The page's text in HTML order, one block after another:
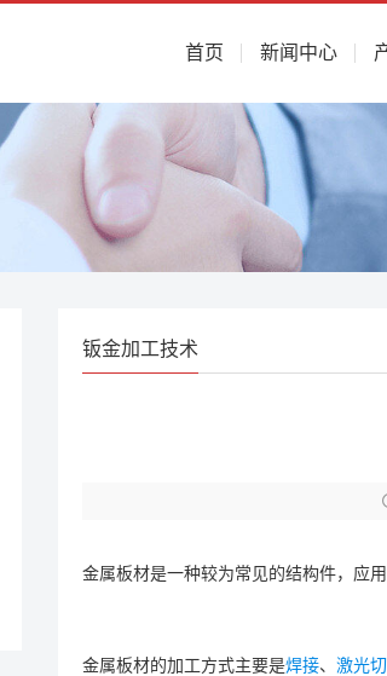
首页 新闻中心
钣金加工技术
金属板材是一种较为常见的结构件，应用
金属板材的加工方式主要是焊接、 激光